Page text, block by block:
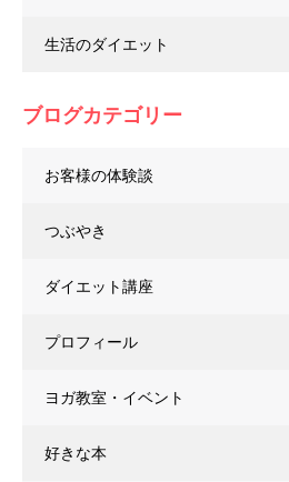
生活のダイエット
ブログカテゴリー
お客様の体験談
つぶやき
ダイエット講座
プロフィール
ヨガ教室・イベント
好きな本